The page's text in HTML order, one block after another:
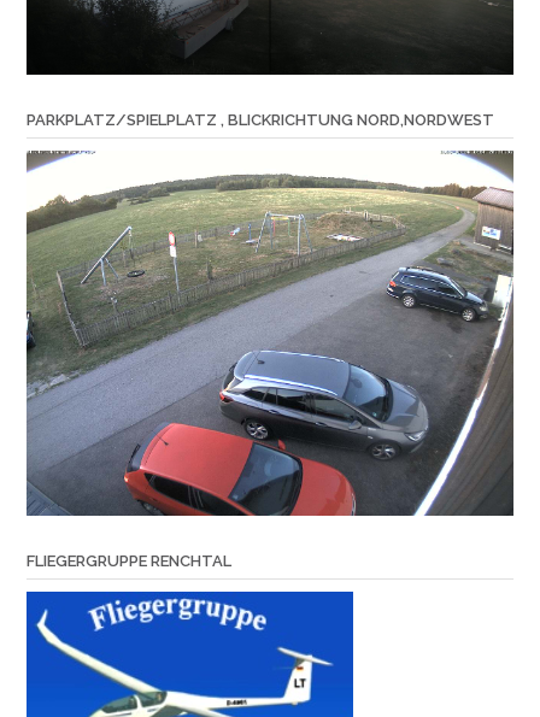
PARKPLATZ/SPIELPLATZ , BLICKRICHTUNG NORD,NORDWEST
FLIEGERGRUPPE RENCHTAL